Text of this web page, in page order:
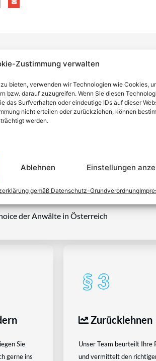
Zustimmung verwalten
bieten, verwenden wir Technologien wie Cookies,
bzw. darauf zuzugreifen. Wenn Sie diesen
das Surfverhalten oder eindeutige IDs auf dieser
nicht erteilen oder zurückziehen, können
werden.
Ablehnen Einstellungen
gemäß Datenschutz-Grundverordnung
finden, der auf Ihr
ist
zu beraten und Klienten vor
der Rechtsberatung zu erbringen und
Herausforderungen dieses Systems
der Anwälte in Österreich
Sie
gerne ins
Zurücklehnen
Unser Team beurteilt Ihre
und vermittelt den